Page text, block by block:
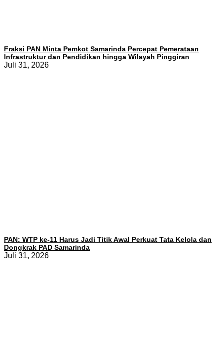
Fraksi PAN Minta Pemkot Samarinda Percepat Pemerataan
Infrastruktur dan Pendidikan hingga Wilayah Pinggiran
Juli 31, 2026
PAN: WTP ke-11 Harus Jadi Titik Awal Perkuat Tata Kelola dan
Dongkrak PAD Samarinda
Juli 31, 2026